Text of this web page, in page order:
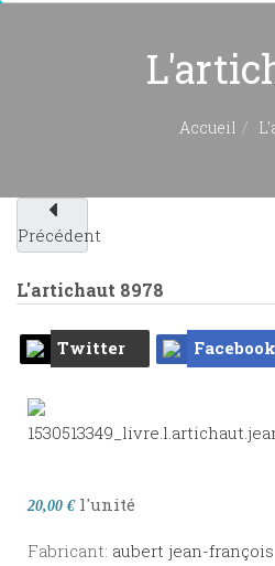
Accueil
Précédent
L'artichaut 8978
Twitter Facebook
20,00 € l'unité
Fabricant: aubert jean-françois